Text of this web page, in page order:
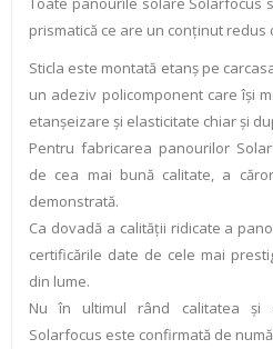
prismatică ce are un conţinut redus
Sticla este montată etanş pe
un adeziv policomponent care îşi
etanşeizare şi elasticitate chiar şi
Pentru fabricarea panourilor
de cea mai bună calitate, a
demonstrată.
Ca dovadă a calităţii ridicate a
certificările date de cele mai
din lume.
Nu în ultimul rând calitatea şi
Solarfocus este confirmată de